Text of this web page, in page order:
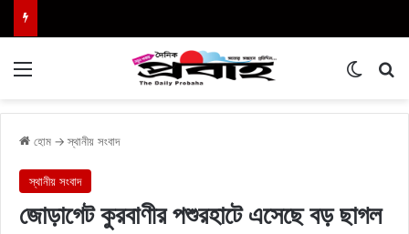
হোম → স্থানীয় সংবাদ
স্থানীয় সংবাদ
জোড়াগেট কুরবাণীর পশুরহাটে এসেছে বড় ছাগল